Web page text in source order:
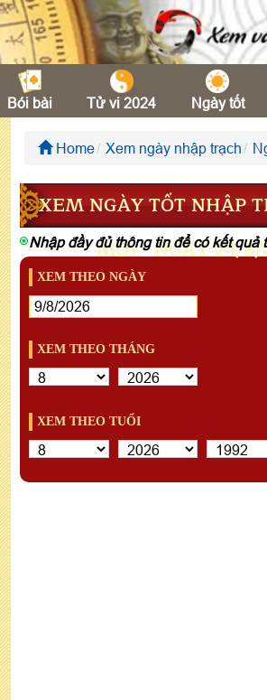
Bói bài Tử vi 2024 Ngày tốt
Home Xem ngày nhập trạch
XEM NGÀY TỐT NHẬP
MỚI - NGÀY 24/
Nhập đầy đủ thông tin để có kết quả
XEM THEO NGÀY
XEM THEO THÁNG
XEM THEO TUỔI